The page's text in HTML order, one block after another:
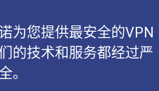
为您提供最安全的VPN
的技术和服务都经过严
。